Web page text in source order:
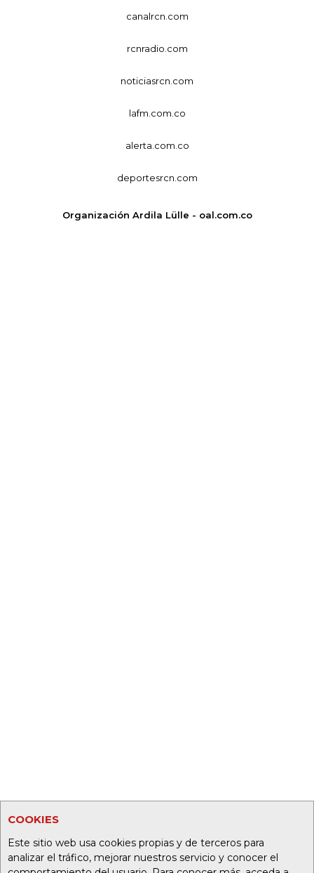
COOKIES
Este sitio web usa cookies propias y de terceros para
analizar el tráfico, mejorar nuestros servicio y conocer el
canalrcn.com
rcnradio.com
noticiasrcn.com
lafm.com.co
alerta.com.co
deportesrcn.com
Organización Ardila Lülle - oal.com.co